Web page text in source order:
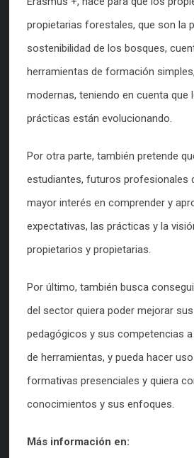
propietarias forestales, que son la
sostenibilidad de los bosques,
herramientas de formación
modernas, teniendo en cuenta que
prácticas están evolucionando.
Por otra parte, también pretende
estudiantes, futuros profesionales
mayor interés en comprender y
expectativas, las prácticas y la
propietarios y propietarias.
Por último, también busca
del sector quiera poder mejorar
pedagógicos y sus competencias
de herramientas, y pueda hacer
formativas presenciales y quiera
conocimientos y sus enfoques.
Más información en: